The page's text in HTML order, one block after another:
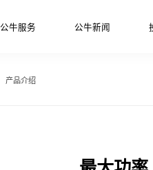
公牛服务 公牛新闻
产品介绍